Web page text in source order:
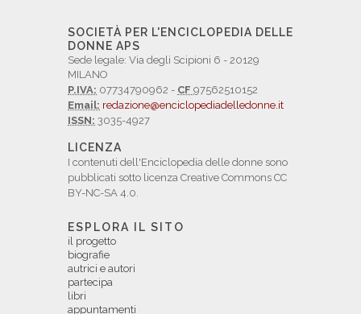
SOCIETÀ PER L'ENCICLOPEDIA DELLE
DONNE APS
Sede legale: Via degli Scipioni 6 - 20129
MILANO
P.IVA: 07734790962 - CF 97562510152
Email: redazione@enciclopediadelledonne.it
ISSN: 3035-4927
LICENZA
I contenuti dell'Enciclopedia delle donne sono
pubblicati sotto licenza Creative Commons CC
BY-NC-SA 4.0.
ESPLORA IL SITO
il progetto
biografie
autrici e autori
partecipa
libri
appuntamenti